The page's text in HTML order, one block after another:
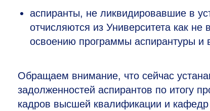
аспиранты, не ликвидировавшие в
отчисляются из Университета как
освоению программы аспирантуры и
Обращаем внимание, что сейчас
задолженностей аспирантов по итогу
кадров высшей квалификации и кафедр